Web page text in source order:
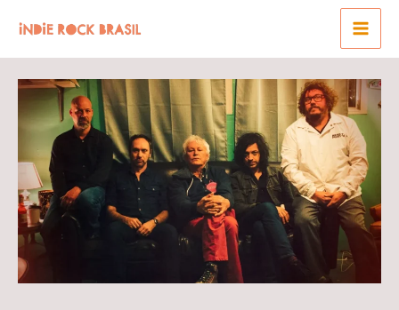
para
o
conteúdo